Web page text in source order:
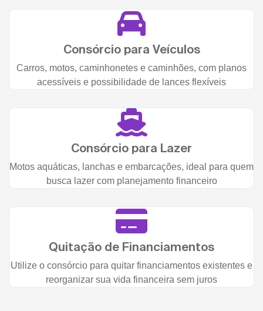
Consórcio para Veículos
Carros, motos, caminhonetes e caminhões, com planos
acessíveis e possibilidade de lances flexíveis
Consórcio para Lazer
Motos aquáticas, lanchas e embarcações, ideal para quem
busca lazer com planejamento financeiro
Quitação de Financiamentos
Utilize o consórcio para quitar financiamentos existentes e
reorganizar sua vida financeira sem juros